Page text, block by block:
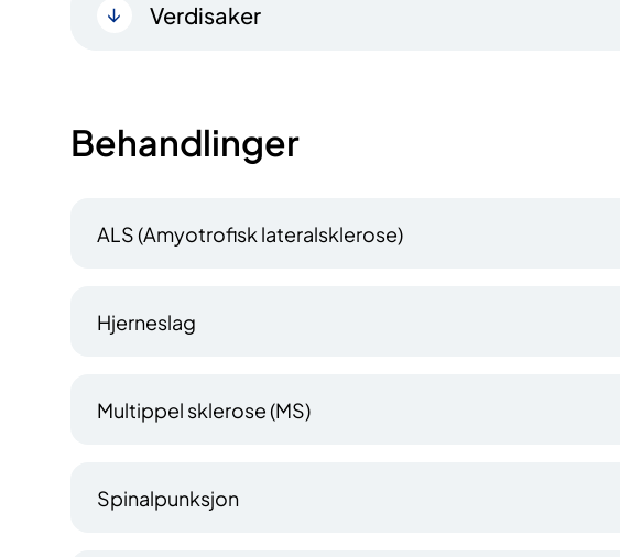
Verdisaker
Behandlinger
ALS (Amyotrofisk lateralsklerose)
Hjerneslag
Multippel sklerose (MS)
Spinalpunksjon